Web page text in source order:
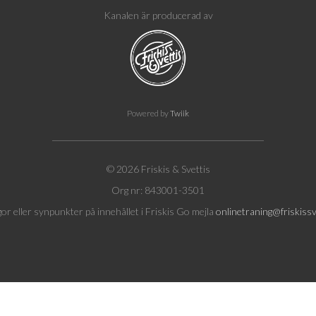
Kanalen är producerad av
Powered byTwiik
© 2026 Friskis & Svettis
Org nr: 843001-3501
eller synpunkter på innehållet i Friskis Go mejla